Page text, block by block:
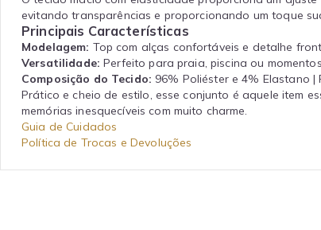
evitando transparências e proporcionando um toque
Principais Características
Modelagem: Top com alças confortáveis e detalhe
Versatilidade: Perfeito para praia, piscina ou
Composição do Tecido: 96% Poliéster e 4% Elastano
Prático e cheio de estilo, esse conjunto é aquele item
memórias inesquecíveis com muito charme.
Guia de Cuidados
Política de Trocas e Devoluções